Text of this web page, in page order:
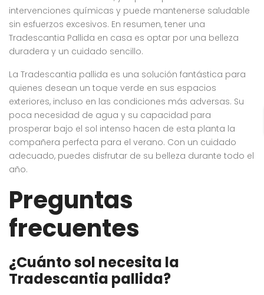
intervenciones químicas y puede mantenerse saludable
sin esfuerzos excesivos. En resumen, tener una
Tradescantia Pallida en casa es optar por una belleza
duradera y un cuidado sencillo.
La Tradescantia pallida es una solución fantástica para
quienes desean un toque verde en sus espacios
exteriores, incluso en las condiciones más adversas. Su
poca necesidad de agua y su capacidad para
prosperar bajo el sol intenso hacen de esta planta la
compañera perfecta para el verano. Con un cuidado
adecuado, puedes disfrutar de su belleza durante todo el
año.
Preguntas
frecuentes
¿Cuánto sol necesita la
Tradescantia pallida?